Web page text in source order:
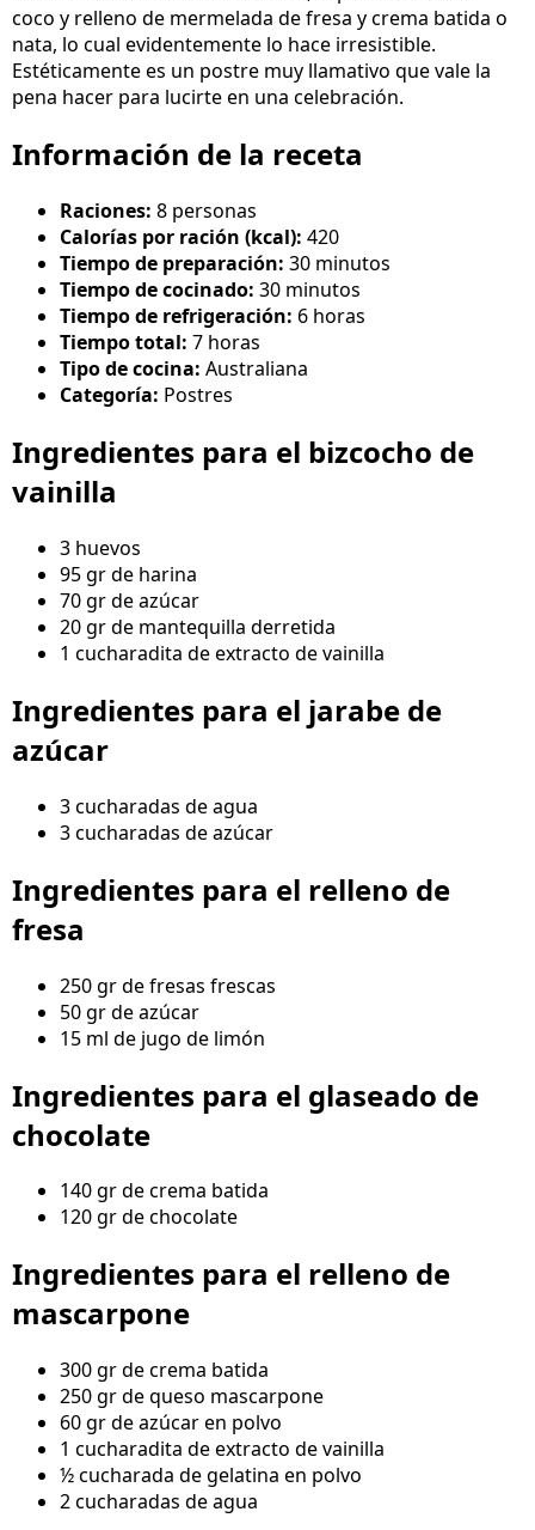
coco y relleno de mermelada de fresa y crema batida o
nata, lo cual evidentemente lo hace irresistible.
Estéticamente es un postre muy llamativo que vale la
pena hacer para lucirte en una celebración.
Información de la receta
Raciones: 8 personas
Calorías por ración (kcal): 420
Tiempo de preparación: 30 minutos
Tiempo de cocinado: 30 minutos
Tiempo de refrigeración: 6 horas
Tiempo total: 7 horas
Tipo de cocina: Australiana
Categoría: Postres
Ingredientes para el bizcocho de
vainilla
3 huevos
95 gr de harina
70 gr de azúcar
20 gr de mantequilla derretida
1 cucharadita de extracto de vainilla
Ingredientes para el jarabe de
azúcar
3 cucharadas de agua
3 cucharadas de azúcar
Ingredientes para el relleno de
fresa
250 gr de fresas frescas
50 gr de azúcar
15 ml de jugo de limón
Ingredientes para el glaseado de
chocolate
140 gr de crema batida
120 gr de chocolate
Ingredientes para el relleno de
mascarpone
300 gr de crema batida
250 gr de queso mascarpone
60 gr de azúcar en polvo
1 cucharadita de extracto de vainilla
½ cucharada de gelatina en polvo
2 cucharadas de agua